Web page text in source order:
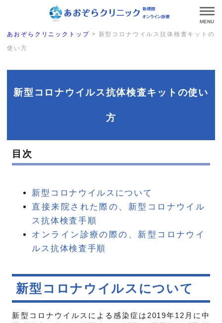
MENU
あおぞらクリニックトップ > 新型コロナウイルス抗体検査キットの
使い方
新型コロナウイルス抗体検査キットの使い
方
目次
新型コロナウイルスについて
直接来院された際の、新型コロナウイル
ス抗体検査手順
オンライン診療の際の、新型コロナウイ
ルス抗体検査手順
新型コロナウイルスについて
新型コロナウイルスによる感染症は2019年12月に中